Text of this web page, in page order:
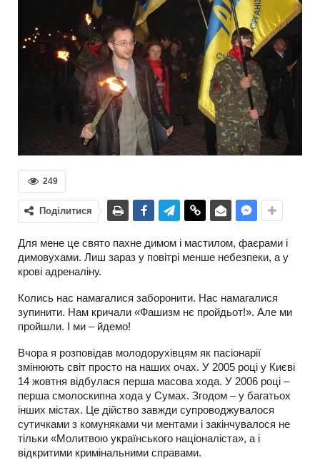
249
Поділитися
Для мене це свято пахне димом і мастилом, фаєрами і
димовухами. Лиш зараз у повітрі менше небезпеки, а у
крові адреналіну.
Колись нас намагалися заборонити. Нас намагалися
зупинити. Нам кричали «Фашизм нє пройдьот!». Але ми
пройшли. І ми – йдемо!
Вчора я розповідав молодорухівцям як пасіонарії
змінюють світ просто на наших очах. У 2005 році у Києві
14 жовтня відбулася перша масова хода. У 2006 році –
перша смолоскипна хода у Сумах. Згодом – у багатьох
інших містах. Це дійство завжди супроводжувалося
сутичками з комуняками чи ментами і закінчувалося не
тільки «Молитвою українського націоналіста», а і
відкритими кримінальними справами.